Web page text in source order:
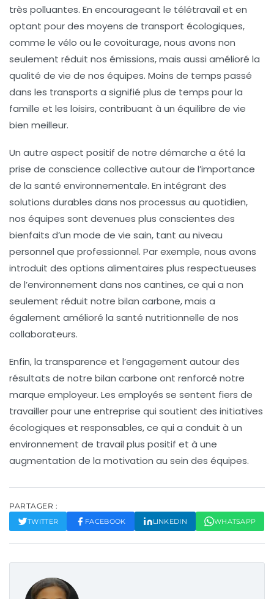
très polluantes. En encourageant le télétravail et en
optant pour des moyens de transport écologiques,
comme le vélo ou le covoiturage, nous avons non
seulement réduit nos émissions, mais aussi amélioré la
qualité de vie de nos équipes. Moins de temps passé
dans les transports a signifié plus de temps pour la
famille et les loisirs, contribuant à un équilibre de vie
bien meilleur.
Un autre aspect positif de notre démarche a été la
prise de conscience collective autour de l’importance
de la santé environnementale. En intégrant des
solutions durables dans nos processus au quotidien,
nos équipes sont devenues plus conscientes des
bienfaits d’un mode de vie sain, tant au niveau
personnel que professionnel. Par exemple, nous avons
introduit des options alimentaires plus respectueuses
de l’environnement dans nos cantines, ce qui a non
seulement réduit notre bilan carbone, mais a
également amélioré la santé nutritionnelle de nos
collaborateurs.
Enfin, la transparence et l’engagement autour des
résultats de notre bilan carbone ont renforcé notre
marque employeur. Les employés se sentent fiers de
travailler pour une entreprise qui soutient des initiatives
écologiques et responsables, ce qui a conduit à un
environnement de travail plus positif et à une
augmentation de la motivation au sein des équipes.
PARTAGER :
TWITTER FACEBOOK LINKEDIN WHATSAPP